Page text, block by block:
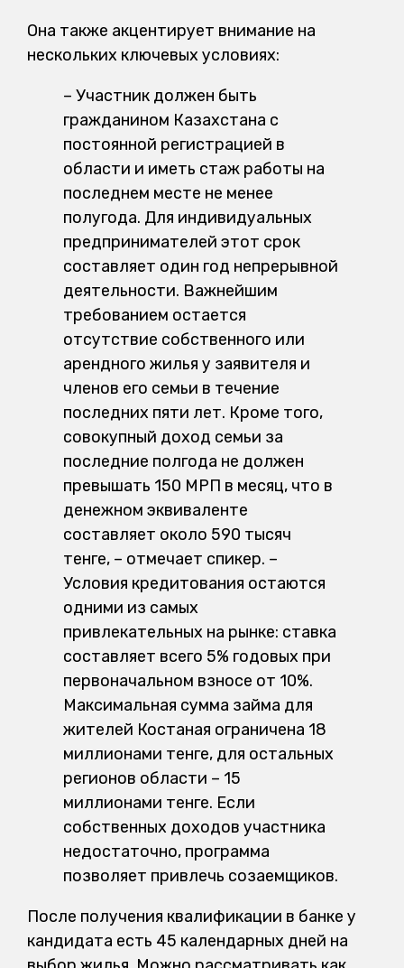
Она также акцентирует внимание на
нескольких ключевых условиях:
– Участник должен быть
гражданином Казахстана с
постоянной регистрацией в
области и иметь стаж работы на
последнем месте не менее
полугода. Для индивидуальных
предпринимателей этот срок
составляет один год непрерывной
деятельности. Важнейшим
требованием остается
отсутствие собственного или
арендного жилья у заявителя и
членов его семьи в течение
последних пяти лет. Кроме того,
совокупный доход семьи за
последние полгода не должен
превышать 150 МРП в месяц, что в
денежном эквиваленте
составляет около 590 тысяч
тенге, – отмечает спикер. –
Условия кредитования остаются
одними из самых
привлекательных на рынке: ставка
составляет всего 5% годовых при
первоначальном взносе от 10%.
Максимальная сумма займа для
жителей Костаная ограничена 18
миллионами тенге, для остальных
регионов области – 15
миллионами тенге. Если
собственных доходов участника
недостаточно, программа
позволяет привлечь созаемщиков.
После получения квалификации в банке у
кандидата есть 45 календарных дней на